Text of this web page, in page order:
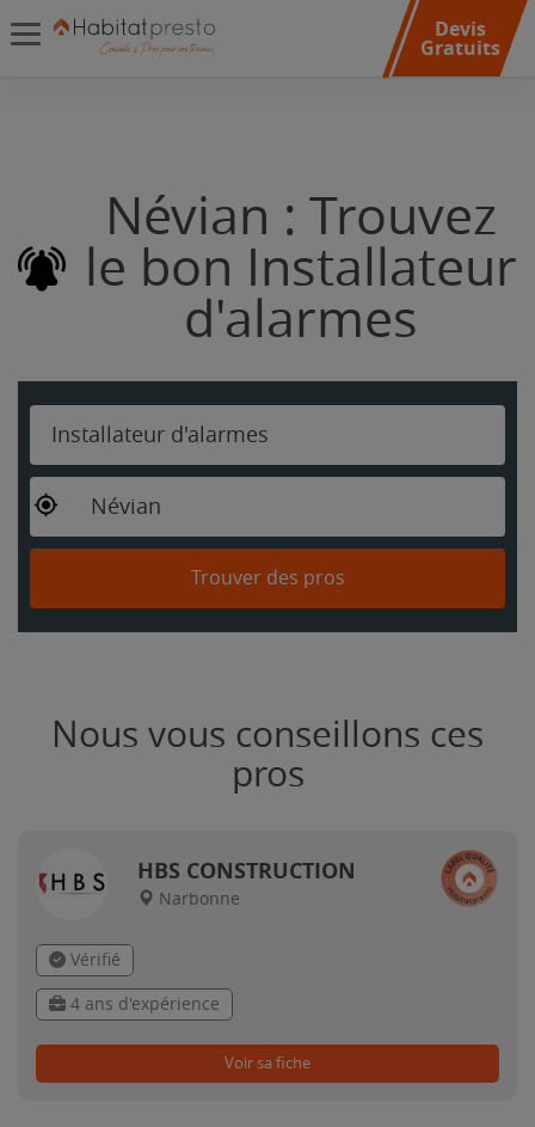
Devis
Gratuits
Névian : Trouvez
le bon Installateur
d'alarmes
Installateur d'alarmes
Névian
Trouver des pros
Nous vous conseillons ces
pros
HBS CONSTRUCTION
Narbonne
Vérifié
4 ans d'expérience
Voir sa fiche